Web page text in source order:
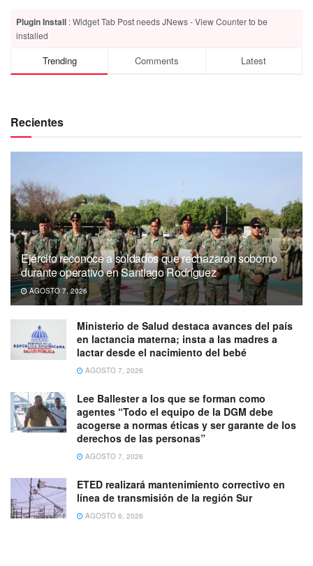
Plugin Install : Widget Tab Post needs JNews - View Counter to be
installed
Trending Comments Latest
Recientes
Ejército reconoce a soldados que rechazaron soborno
durante operativo en Santiago Rodríguez
AGOSTO 7, 2026
Ministerio de Salud destaca avances del país
en lactancia materna; insta a las madres a
lactar desde el nacimiento del bebé
AGOSTO 7, 2026
Lee Ballester a los que se forman como
agentes “Todo el equipo de la DGM debe
acogerse a normas éticas y ser garante de los
derechos de las personas”
AGOSTO 7, 2026
ETED realizará mantenimiento correctivo en
línea de transmisión de la región Sur
AGOSTO 6, 2026